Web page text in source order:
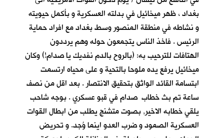
بغداد ، ظهر ميخائيل في بدلته العسكرية و بأكمل حيويته
و نشاطه في منطقة المنصور وسط بغداد مع افراد حماية
الرئيس . فاخذ الناس يتجمعون حوله وهم يرددون
الهتافات للترحيب به: (بالروح بالدم نفديك يا صدام!) وكان
ميخائيل يرفع يده ملوحا بالتحية و على محياه ارتسمت
ابتسامة القائد الواثق بتحقيق الانتصار . بعد اقل من نصف
ساعة تم بث خطاب صدام في قبو عسكري . بوجه شاحب
يلقي خطابه الاخير, بصوت متشنج يطلب من ابطال القوات
العسكرية الصمود و ضرب العدو اينما وُجد. و تحريض